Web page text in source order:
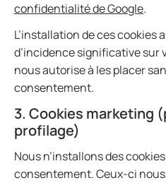
confidentialité de Google.
L’installation de ces cookies
d’incidence significative sur
nous autorise à les placer
consentement.
3. Cookies marketing
profilage)
Nous n’installons des
consentement. Ceux-ci